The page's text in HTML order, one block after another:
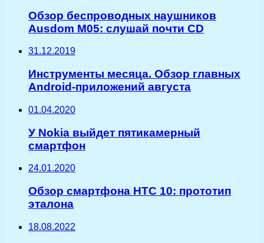
Обзор беспроводных наушников
Ausdom M05: слушай почти CD
31.12.2019
Инструменты месяца. Обзор главных
Android-приложений августа
01.04.2020
У Nokia выйдет пятикамерный
смартфон
24.01.2020
Обзор смартфона HTC 10: прототип
эталона
18.08.2022